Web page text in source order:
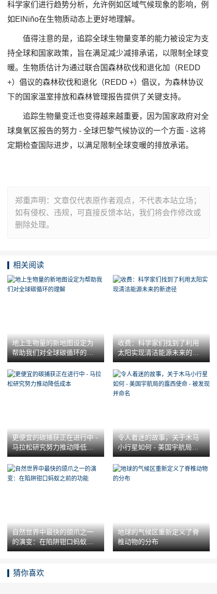
科学家们进行趋势分析，允许例如区域气候现象的影响，例
如ElNiño在生物质动态上更好地理解。
值得注意的是，追踪全球生物量变革的能力被设定为支
持全球和国家政策，旨在满足减少减排承诺，以限制全球变
暖。生物质估计为通过联合国森林砍伐和退化加（REDD
+）倡议的森林砍伐和退化（REDD +）倡议，为森林协议
下的国家温室排放和森林管理报告提供了关键支持。
追踪生物量变迁也变得越来越重要，因为国家政府对全
球臭氧区报告的努力 - 全球巴黎气候协议的一个方面 - 这将
定期检查国际进步，以满足限制全球变暖的排放承诺。
郑重声明：文章仅代表原作者观点，不代表本站立场；
如有侵权、违规，可直接反馈本站，我们将会作修改或
删除处理。
相关阅读
地上生物量的新地图设定为
帮助我们对全球碳循环的理
解
收费：科学家们找到了利用
太阳实现清洁能源未来的新
途径
更便宜的碳捕获正在进行中 -
马拉松研究努力推动降低成
本
令人着迷的故事，关于木马
小行星如何 - 美国宇航局的
露西使命 - 被发现并命名
自然世界中最快的颌爪之一
的演变：在陷阱钳口蚂蚁之
前的功能
地球的气候区重新定义了脊
椎动物的分布
猜你喜欢